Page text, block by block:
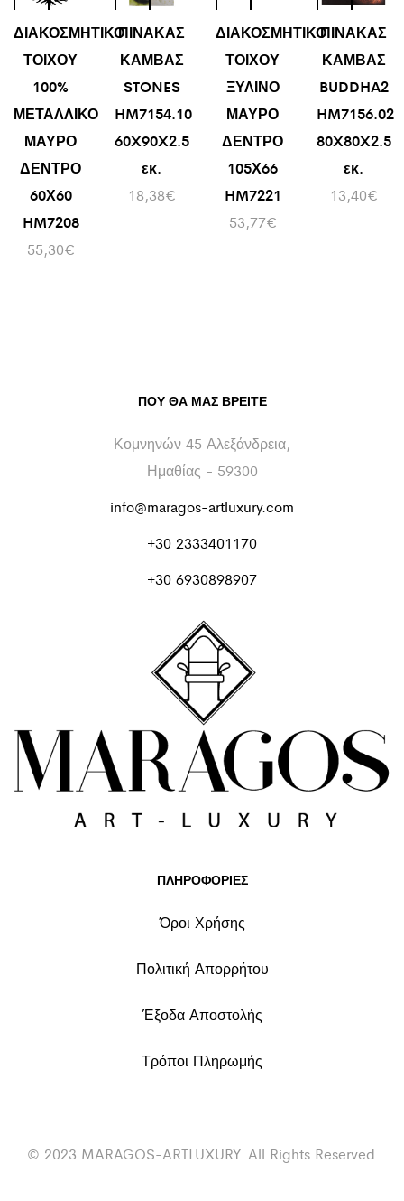
ΔΙΑΚΟΣΜΗΤΙΚΟ
ΤΟΙΧΟΥ
100%
ΜΕΤΑΛΛΙΚΟ
ΜΑΥΡΟ
ΔΕΝΤΡΟ
60Χ60
HM7208
55,30€
ΠΙΝΑΚΑΣ
ΚΑΜΒΑΣ
STONES
HM7154.10
60X90X2.5
εκ.
18,38€
ΔΙΑΚΟΣΜΗΤΙΚΟ
ΤΟΙΧΟΥ
ΞΥΛΙΝΟ
ΜΑΥΡΟ
ΔΕΝΤΡΟ
105Χ66
HM7221
53,77€
ΠΙΝΑΚΑΣ
ΚΑΜΒΑΣ
BUDDHA2
HM7156.02
80X80X2.5
εκ.
13,40€
ΠΟΥ ΘΑ ΜΑΣ ΒΡΕΊΤΕ
Κομνηνών 45 Αλεξάνδρεια,
Ημαθίας - 59300
info@maragos-artluxury.com
+30 2333401170
+30 6930898907
ΠΛΗΡΟΦΟΡΙΕΣ
Όροι Χρήσης
Πολιτική Απορρήτου
Έξοδα Αποστολής
Τρόποι Πληρωμής
© 2023 MARAGOS-ARTLUXURY. All Rights Reserved